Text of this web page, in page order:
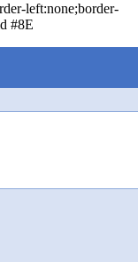
left:none;border-
#8E